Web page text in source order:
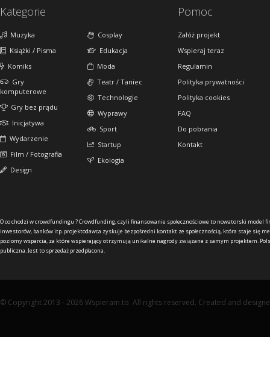
Kategorie
Muzyka
Książki / Pisma
Komiks
Gry
komputerowe
Gry bez prądu
Inicjatywa
Wydarzenie
Film / Fotografia
Design
Cosplay
Edukacja
Moda
Teatr / Taniec
Technologie
Wyprawy
Sport
Startup
Ekologia
Pomoc
Załóż projekt
Wspieraj teraz
Regulamin
Polityka prywatności
Polityka cookies
FAQ
Do pobrania
Kontakt
O co chodzi w crowdfundingu ?Crowdfunding, czyli finansowanie społecznościowe to nowatorski model
inwestorów, banków itp. projektodawca zyskuje bezpośredni kontakt ze społecznością, która staje się
poziomy wsparcia, za które wspierający otrzymują unikalne nagrody związane z samym projektem.
publiczna. Jest to sprzedaż przedpłacona.
© Copyright 2013 - 2026 Wspieram.to. All rights reserved. Created and